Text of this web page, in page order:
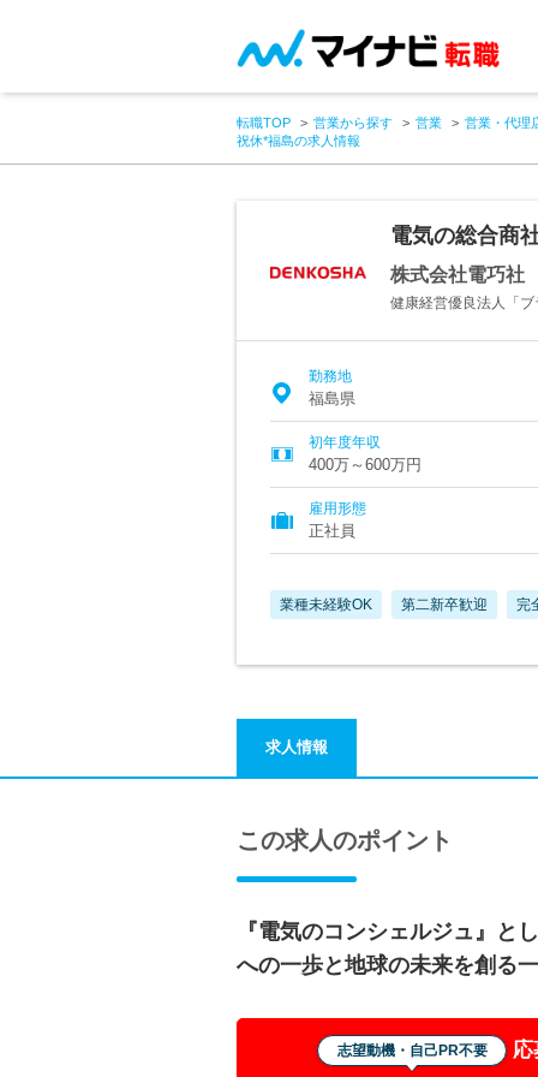
転職TOP 営業から探す 営業
営業・代理
祝休*福島の求人情報
電気の総合商
株式会社電巧社
健康経営優良法人「
勤務地
福島県
初年度年収
400万～600万円
雇用形態
正社員
業種未経験OK 第二新卒歓迎 完
求人情報
この求人のポイント
『電気のコンシェルジュ』と
への一歩と地球の未来を創る
志望動機・自己PR不要